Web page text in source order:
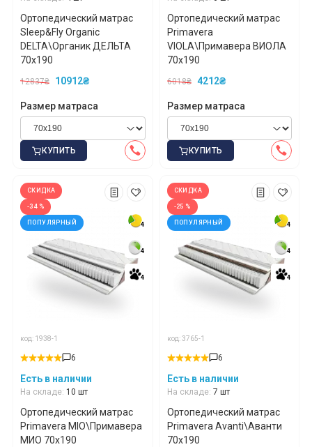
Ортопедический матрас
Sleep&Fly Organic
DELTA\Органик ДЕЛЬТА
70x190
12837₴ 10912₴
Размер матраса
КУПИТЬ
Ортопедический матрас
Primavera
VIOLA\Примавера ВИОЛА
70x190
6018₴ 4212₴
Размер матраса
КУПИТЬ
4
4
4
СКИДКА
-34 %
ПОПУЛЯРНЫЙ
код: 1938-1
6
Есть в наличии
На складе: 10 шт
4
4
4
Ортопедический матрас
Primavera MIO\Примавера
МИО 70x190
4
4
4
СКИДКА
-25 %
ПОПУЛЯРНЫЙ
код: 3765-1
6
Есть в наличии
На складе: 7 шт
4
4
4
Ортопедический матрас
Primavera Avanti\Аванти
70x190